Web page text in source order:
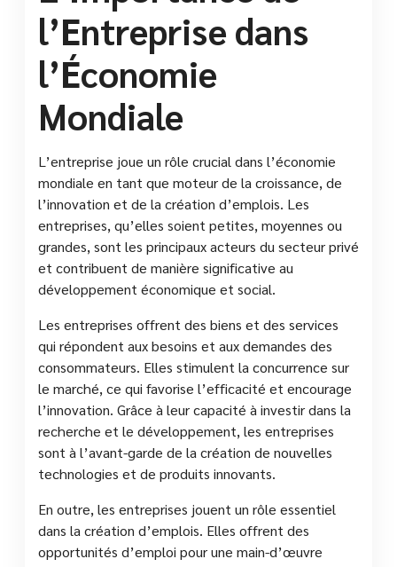
l’Entreprise dans
l’Économie
Mondiale
L’entreprise joue un rôle crucial dans l’économie
mondiale en tant que moteur de la croissance, de
l’innovation et de la création d’emplois. Les
entreprises, qu’elles soient petites, moyennes ou
grandes, sont les principaux acteurs du secteur privé
et contribuent de manière significative au
développement économique et social.
Les entreprises offrent des biens et des services
qui répondent aux besoins et aux demandes des
consommateurs. Elles stimulent la concurrence sur
le marché, ce qui favorise l’efficacité et encourage
l’innovation. Grâce à leur capacité à investir dans la
recherche et le développement, les entreprises
sont à l’avant-garde de la création de nouvelles
technologies et de produits innovants.
En outre, les entreprises jouent un rôle essentiel
dans la création d’emplois. Elles offrent des
opportunités d’emploi pour une main-d’œuvre